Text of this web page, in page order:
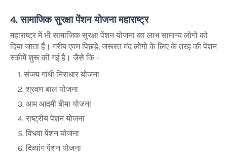
4. सामाजिक सुरक्षा पेंशन योजना महाराष्ट्र
महाराष्ट्र में भी सामाजिक सुरक्षा पेंशन योजना का लाभ सामान्य लोगो को
दिया जाता हैं। गरीब एवम पिछड़े, जरूरत मंद लोगो के लिए के तरह की पेंशन
स्कीमें शुरू की गई है। जैसे कि -
संजय गांधी निराधार योजना
श्रवण बाल योजना
आम आदमी बीमा योजना
राष्ट्रीय पेंशन योजना
विधवा पेंशन योजना
दिव्यांग पेंशन योजना